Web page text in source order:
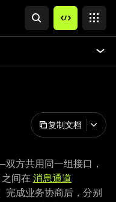
复制文档
方共用同一组接口，
间在 消息通道
完成业务协商后，分别